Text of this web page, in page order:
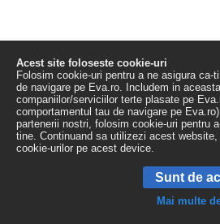
Acest site foloseste cookie-uri
Folosim cookie-uri pentru a ne asigura
de navigare pe Eva.ro. Includem in
companiilor/serviciilor terte plasate pe
comportamentul tau de navigare pe
partenerii nostri, folosim cookie-uri pentru
tine. Continuand sa utilizezi acest
cookie-urilor pe acest device.
Sunt de
Mai multe